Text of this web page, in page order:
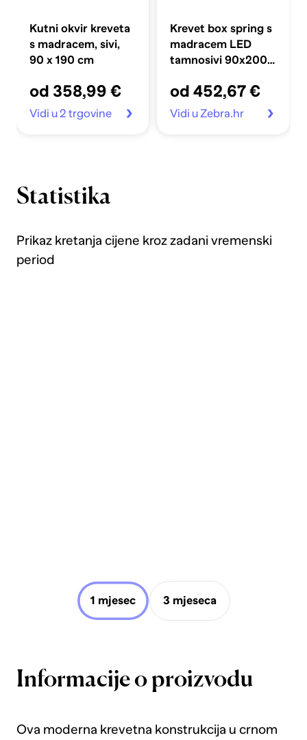
Kutni okvir kreveta
s madracem, sivi,
90 x 190 cm
od 358,99 €
Vidi u 2 trgovine
Krevet box spring s
madracem LED
tamnosivi 90x200
od 452,67 €
Vidi u Zebra.hr
Statistika
Prikaz kretanja cijene kroz zadani vremenski
period
1 mjesec 3 mjeseca
Informacije o proizvodu
Ova moderna krevetna konstrukcija u crnom